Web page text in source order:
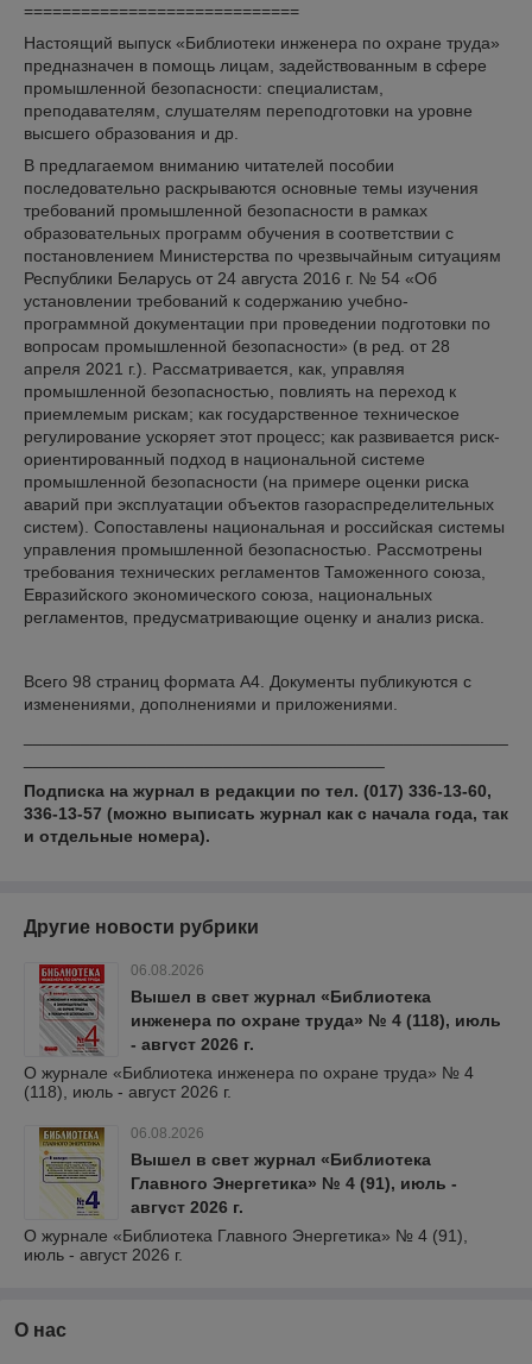
=============================
Настоящий выпуск «Библиотеки инженера по охране труда»
предназначен в помощь лицам, задействованным в сфере
промышленной безопасности: специалистам,
преподавателям, слушателям переподготовки на уровне
высшего образования и др.
В предлагаемом вниманию читателей пособии
последовательно раскрываются основные темы изучения
требований промышленной безопасности в рамках
образовательных программ обучения в соответствии с
постановлением Министерства по чрезвычайным ситуациям
Республики Беларусь от 24 августа 2016 г. № 54 «Об
установлении требований к содержанию учебно-
программной документации при проведении подготовки по
вопросам промышленной безопасности» (в ред. от 28
апреля 2021 г.). Рассматривается, как, управляя
промышленной безопасностью, повлиять на переход к
приемлемым рискам; как государственное техническое
регулирование ускоряет этот процесс; как развивается риск-
ориентированный подход в национальной системе
промышленной безопасности (на примере оценки риска
аварий при эксплуатации объектов газораспределительных
систем). Сопоставлены национальная и российская системы
управления промышленной безопасностью. Рассмотрены
требования технических регламентов Таможенного союза,
Евразийского экономического союза, национальных
регламентов, предусматривающие оценку и анализ риска.
Всего 98 страниц формата А4. Документы публикуются с
изменениями, дополнениями и приложениями.
Подписка на журнал в редакции по тел. (017) 336-13-60,
336-13-57 (можно выписать журнал как с начала года, так
и отдельные номера).
Другие новости рубрики
06.08.2026
Вышел в свет журнал «Библиотека
инженера по охране труда» № 4 (118), июль
- август 2026 г.
О журнале «Библиотека инженера по охране труда» № 4
(118), июль - август 2026 г.
06.08.2026
Вышел в свет журнал «Библиотека
Главного Энергетика» № 4 (91), июль -
август 2026 г.
О журнале «Библиотека Главного Энергетика» № 4 (91),
июль - август 2026 г.
О нас